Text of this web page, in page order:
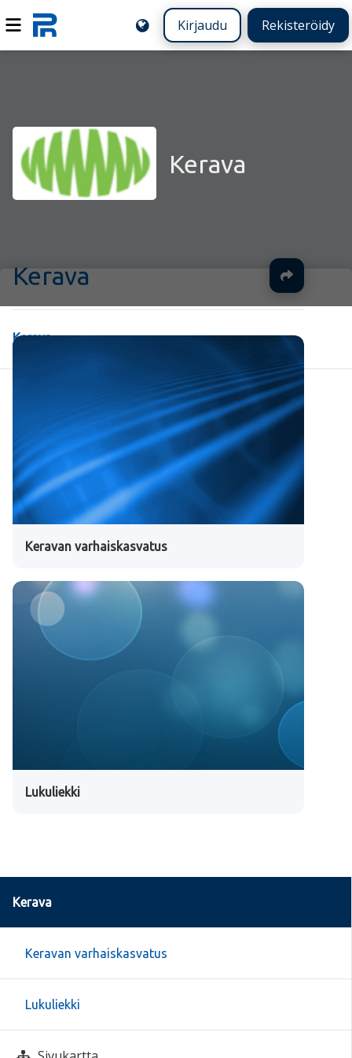
Kirjaudu Rekisteröidy
Kerava
Kerava
Kerava
Keravan varhaiskasvatus
Lukuliekki
Kerava
Keravan varhaiskasvatus
Lukuliekki